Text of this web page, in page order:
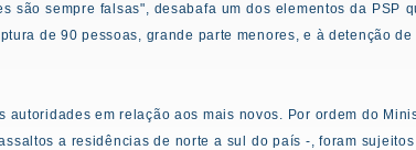
são sempre falsas", desabafa um dos elementos da PSP
de 90 pessoas, grande parte menores, e à detenção
autoridades em relação aos mais novos. Por ordem do
a residências de norte a sul do país -, foram